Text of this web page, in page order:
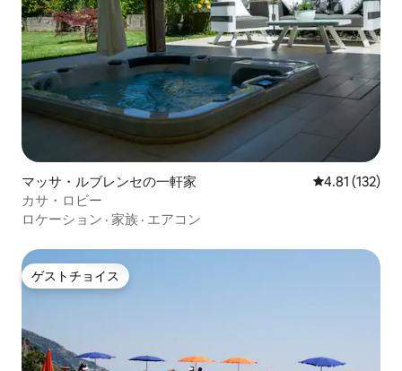
マッサ・ルブレンセの一軒家 レビュー132
4.81 (132)
カサ・ロビー
ロケーション · 家族 · エアコン
ゲストチョイス
ゲストチョイス